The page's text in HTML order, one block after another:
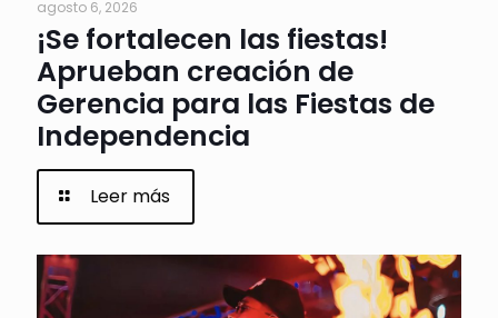
agosto 6, 2026
¡Se fortalecen las fiestas!
Aprueban creación de
Gerencia para las Fiestas de
Independencia
Leer más